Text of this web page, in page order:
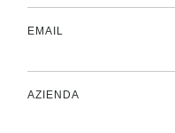
EMAIL
AZIENDA